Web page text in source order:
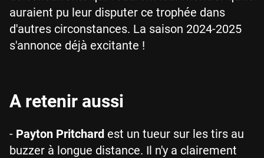
auraient pu leur disputer ce trophée dans
d'autres circonstances. La saison 2024-2025
s'annonce déjà excitante !
A retenir aussi
- Payton Pritchard est un tueur sur les tirs au
buzzer à longue distance. Il n'y a clairement